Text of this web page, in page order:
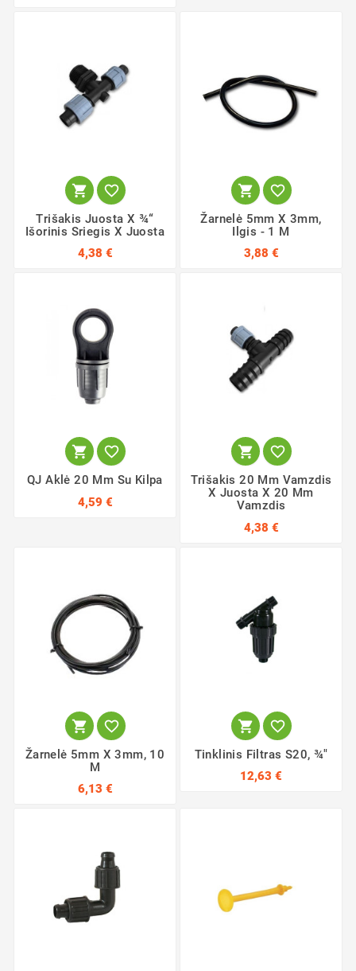
 
Trišakis Juosta X ¾“
Išorinis Sriegis X Juosta
4,38 €
 
Žarnelė 5mm X 3mm,
Ilgis - 1 M
3,88 €
 
QJ Aklė 20 Mm Su Kilpa
4,59 €
 
Trišakis 20 Mm Vamzdis
X Juosta X 20 Mm
Vamzdis
4,38 €
 
Žarnelė 5mm X 3mm, 10
M
6,13 €
 
Tinklinis Filtras S20, ¾"
12,63 €